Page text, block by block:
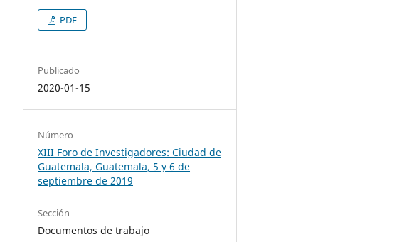
PDF
Publicado
2020-01-15
Número
XIII Foro de Investigadores: Ciudad de
Guatemala, Guatemala, 5 y 6 de
septiembre de 2019
Sección
Documentos de trabajo